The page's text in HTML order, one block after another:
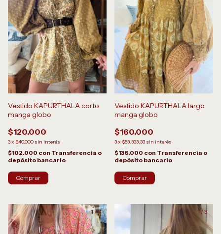
Vestido KAPURTHALA corto
manga globo
$120.000
3x $40.000 sin interés
$102.000 con Transferencia o
depósito bancario
Vestido KAPURTHALA largo
manga globo
$160.000
3x $53.333,33 sin interés
$136.000 con Transferencia o
depósito bancario
1/3 1/3